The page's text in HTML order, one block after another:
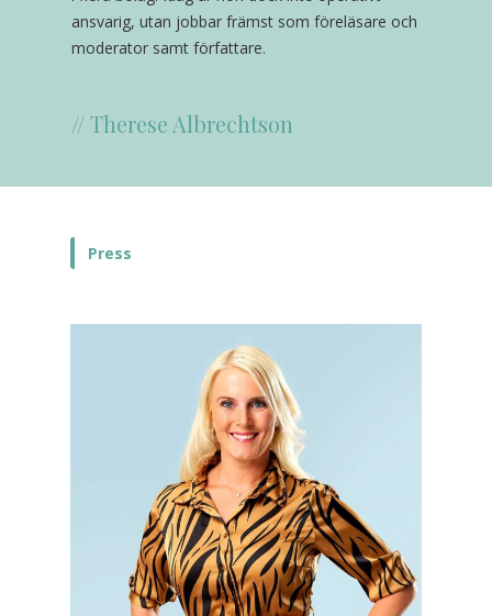
ansvarig, utan jobbar främst som föreläsare och
moderator samt författare.
// Therese Albrechtson
Press